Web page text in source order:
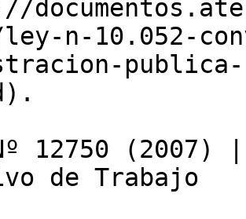
n-10.052-
12750
de Trabajo